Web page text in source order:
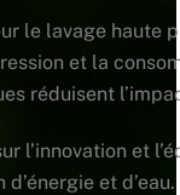
le lavage haute
et la
réduisent
l’innovation et
et